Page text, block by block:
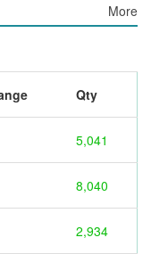
More
Qty
5,041
8,040
2,934